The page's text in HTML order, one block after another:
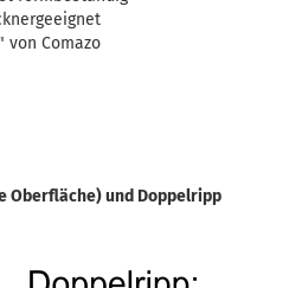
Comazo
Oberfläche) und Doppelripp